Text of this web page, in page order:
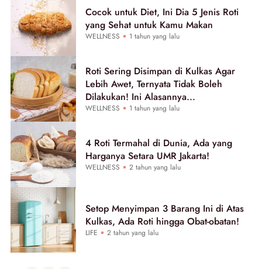
Cocok untuk Diet, Ini Dia 5 Jenis Roti
yang Sehat untuk Kamu Makan
WELLNESS 1 tahun yang lalu
Roti Sering Disimpan di Kulkas Agar
Lebih Awet, Ternyata Tidak Boleh
Dilakukan! Ini Alasannya...
WELLNESS 1 tahun yang lalu
4 Roti Termahal di Dunia, Ada yang
Harganya Setara UMR Jakarta!
WELLNESS 2 tahun yang lalu
Setop Menyimpan 3 Barang Ini di Atas
Kulkas, Ada Roti hingga Obat-obatan!
LIFE 2 tahun yang lalu